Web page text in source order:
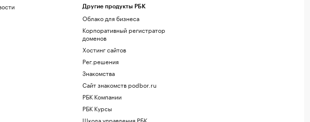
Другие продукты РБК
Облако для бизнеса
Корпоративный регистратор
доменов
Хостинг сайтов
Рег.решения
Знакомства
Сайт знакомств podbor.ru
РБК Компании
РБК Курсы
Школа управления РБК